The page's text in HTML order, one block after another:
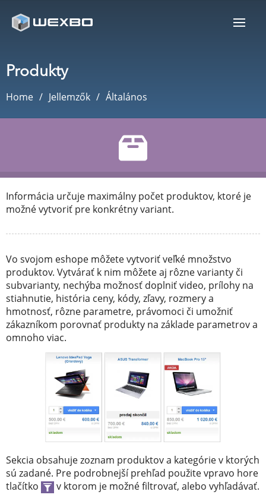
Produkty
Home Jellemzők Általános
Informácia určuje maximálny počet produktov, ktoré je
možné vytvoriť pre konkrétny variant.
Vo svojom eshope môžete vytvoriť veľké množstvo
produktov. Vytvárať k nim môžete aj rôzne varianty či
subvarianty, nechýba možnosť doplniť video, prílohy na
stiahnutie, história ceny, kódy, zľavy, rozmery a
hmotnosť, rôzne parametre, právomoci či umožniť
zákazníkom porovnať produkty na základe parametrov a
omnoho viac.
Sekcia obsahuje zoznam produktov a kategórie v ktorých
sú zadané. Pre podrobnejší prehľad použite vpravo hore
tlačítko
v ktorom je možné filtrovať, alebo vyhľadávať.